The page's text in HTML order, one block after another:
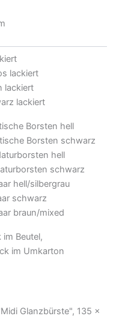
lackiert
lackiert
lackiert
Borsten hell
Borsten schwarz
hell
schwarz
hell/silbergrau
schwarz
braun/mixed
im Beutel,
im Umkarton
Glanzbürste", 135 x